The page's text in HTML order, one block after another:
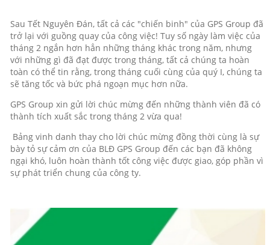
Sau Tết Nguyên Đán, tất cả các "chiến binh" của GPS Group đã
trở lại với guồng quay của công việc! Tuy số ngày làm việc của
tháng 2 ngắn hơn hẳn những tháng khác trong năm, nhưng
với những gì đã đạt được trong tháng, tất cả chúng ta hoàn
toàn có thể tin rằng, trong tháng cuối cùng của quý I, chúng ta
sẽ tăng tốc và bức phá ngoạn mục hơn nữa.
GPS Group xin gửi lời chúc mừng đến những thành viên đã có
thành tích xuất sắc trong tháng 2 vừa qua!
Bảng vinh danh thay cho lời chúc mừng đồng thời cùng là sự
bày tỏ sự cảm ơn của BLĐ GPS Group đến các bạn đã không
ngại khó, luôn hoàn thành tốt công việc được giao, góp phần vì
sự phát triển chung của công ty.